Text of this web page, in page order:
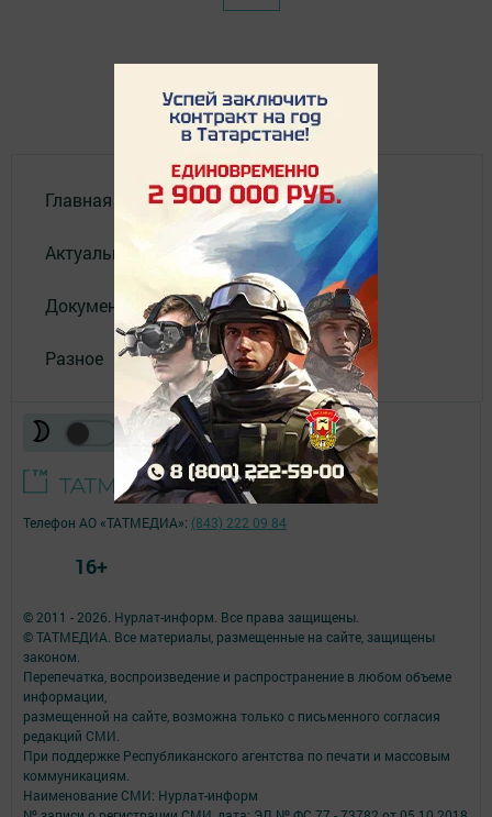
Главная
Актуальное видео
Документы
Разное
© 2011 - 2026. Нурлат-⁠информ. Все права защищены.
© ТАТМЕДИА. Все материалы, размещенные на сайте, защищены
законом.
Перепечатка, воспроизведение и распространение в любом объеме
информации,
размещенной на сайте, возможна только с письменного согласия
редакций СМИ.
При поддержке Республиканского агентства по печати и массовым
коммуникациям.
Наименование СМИ: Нурлат-⁠информ
Телефон АО «ТАТМЕДИА»: (843) 222 09 84
16+